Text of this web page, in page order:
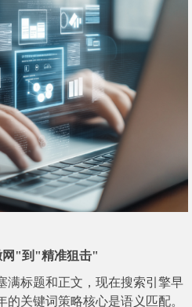
网"到"精准狙击"
标题和正文，现在搜索引擎早
的关键词策略核心是语义匹配。